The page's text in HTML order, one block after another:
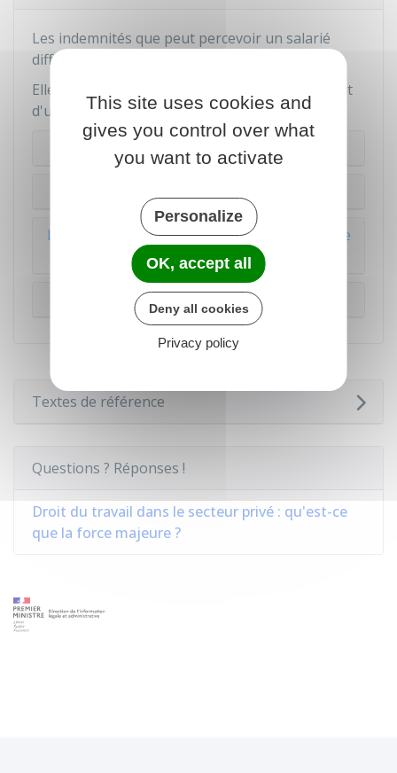
Les indemnités que peut percevoir un salarié
diffèrent selon la nature du contrat de travail.
Elles diffèrent également si la rupture est du fait
d'un
sinistreou non.
Le salarié est en CDI
Le salarié est en contrat de travail temporaire
(salarié intérimaire)
Le salarié est en contrat d'apprentissage
Textes de référence
Questions ? Réponses !
Droit du travail dans le secteur privé : qu'est-ce
que la force majeure ?
This site uses cookies and
gives you control over what
you want to activate
Personalize
OK, accept all
Deny all cookies
Privacy policy